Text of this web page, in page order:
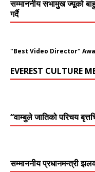
सम्माननीय सभामुुख ज्यूको
गर्दै
"Best Video Director"
EVEREST CULTURE
“वाम्बुले जातिको परिचय
सम्माननीय प्रधानमन्त्री